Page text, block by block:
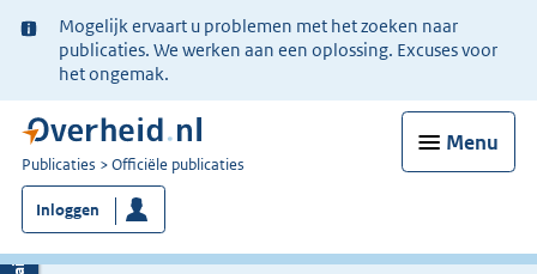
Ter
informatie:
Mogelijk ervaart u problemen met het zoeken naar
publicaties. We werken aan een oplossing. Excuses voor
het ongemak.
Menu
U
bent
nu
hier:
Publicaties Officiële publicaties
Inloggen